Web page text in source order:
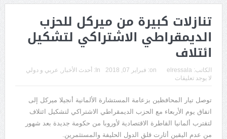
تنازلات كبيرة من ميركل للحزب
الديمقراطي الاشتراكي لتشكيل
ائتلاف
الكاتب: elressala
on: فبراير 07, 2018 In: أحدث الأخبار
عربي و دولي
لا يوجد تعليقات
توصل تيار المحافظين بزعامة المستشارة الألمانية أنجيلا ميركل إلى
اتفاق يوم الأربعاء مع الحزب الديمقراطي الاشتراكي لتشكيل ائتلاف
لتقترب ألمانيا القاطرة الاقتصادية لأوروبا من حكومة جديدة بعد شهور
من عدم اليقين أثارت قلق الدول الحليفة والمستثمرين.